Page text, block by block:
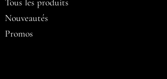
Nouveautés
Promos